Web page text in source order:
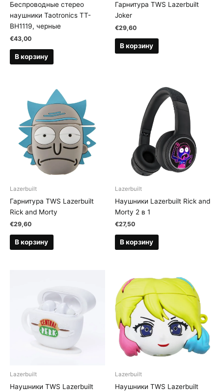
Беспроводные стерео
наушники Taotronics TT-
BH1119, черные
€43,00
В корзину
Гарнитура TWS Lazerbuilt
Joker
€29,60
В корзину
Lazerbuilt
Гарнитура TWS Lazerbuilt
Rick and Morty
€29,60
В корзину
Lazerbuilt
Наушники Lazerbuilt Rick and
Morty 2 в 1
€27,50
В корзину
Lazerbuilt
Наушники TWS Lazerbuilt
Lazerbuilt
Наушники TWS Lazerbuilt